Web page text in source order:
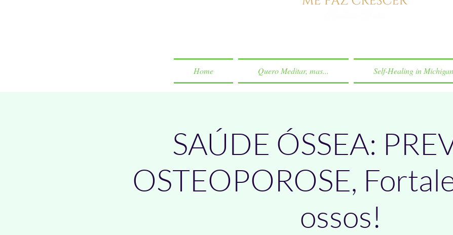
Home Quero Meditar, mas... Self-Healing in Michigan
SAÚDE ÓSSEA:
OSTEOPOROSE,
ossos!